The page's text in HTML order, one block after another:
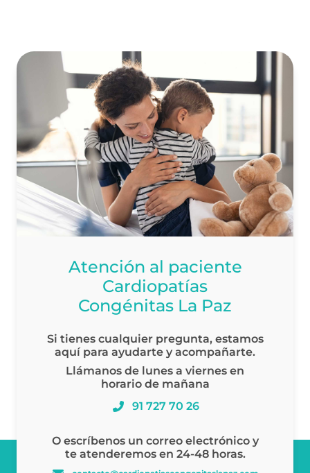
Atención al paciente
Cardiopatías
Congénitas La Paz
Si tienes cualquier pregunta, estamos
aquí para ayudarte y acompañarte.
Llámanos de lunes a viernes en
horario de mañana
91 727 70 26
O escríbenos un correo electrónico y
te atenderemos en 24-48 horas.